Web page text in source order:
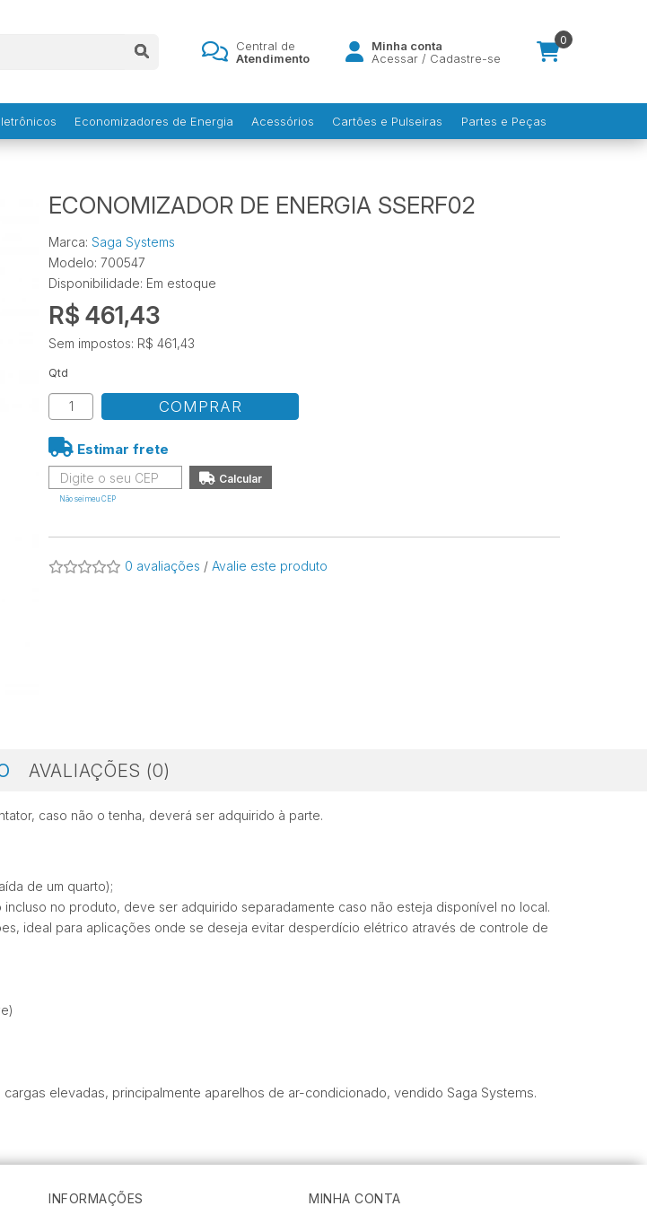
Central de
Atendimento
Minha conta
Acessar/ Cadastre-se
0
Economizadores de Energia Acessórios Cartões e Pulseiras Partes e Peças
ECONOMIZADOR DE ENERGIA SSERF02
Marca: Saga Systems
Modelo: 700547
Disponibilidade: Em estoque
R$ 461,43
Sem impostos: R$ 461,43
Qtd
COMPRAR
Estimar frete
Não sei meu CEP
0 avaliações / Avalie este produto
AVALIAÇÕES (0)
caso não o tenha, deverá ser adquirido à parte.
de um quarto);
no produto, deve ser adquirido separadamente caso não esteja disponível no local.
ideal para aplicações onde se deseja evitar desperdício elétrico através de controle de
elevadas, principalmente aparelhos de ar-condicionado, vendido Saga Systems.
INFORMAÇÕES MINHA CONTA